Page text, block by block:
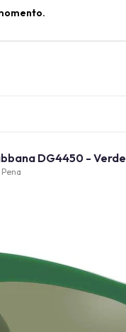
Óculos de Sol Dolce Gabbana DG4450 - Verde